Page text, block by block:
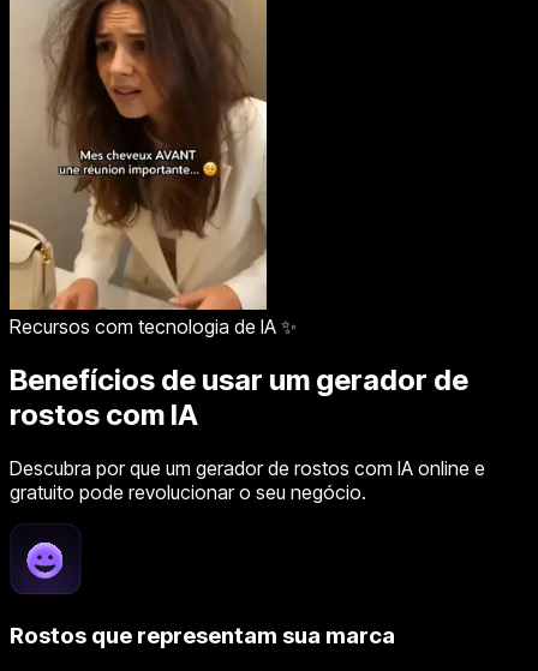
Recursos com tecnologia de IA ✨
Benefícios de usar um gerador de
rostos com IA
Descubra por que um gerador de rostos com IA online e
gratuito pode revolucionar o seu negócio.
Rostos que representam sua marca